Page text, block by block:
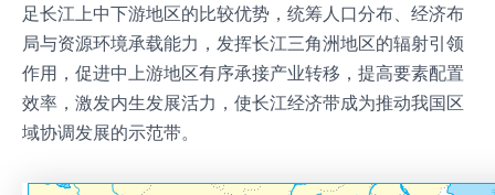
足长江上中下游地区的比较优势，统筹人口分布、经济布
局与资源环境承载能力，发挥长江三角洲地区的辐射引领
作用，促进中上游地区有序承接产业转移，提高要素配置
效率，激发内生发展活力，使长江经济带成为推动我国区
域协调发展的示范带。